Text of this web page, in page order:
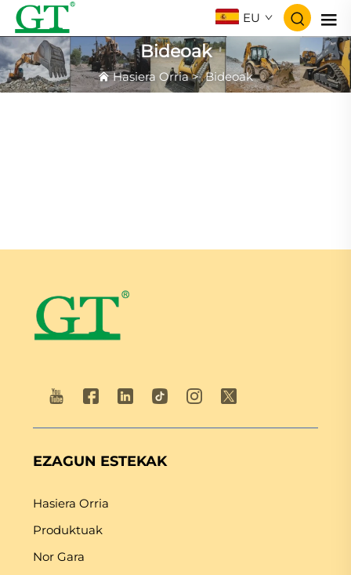
EU
Bideoak
Hasiera Orria>Bideoak
EZAGUN ESTEKAK
Hasiera Orria
Produktuak
Nor Gara